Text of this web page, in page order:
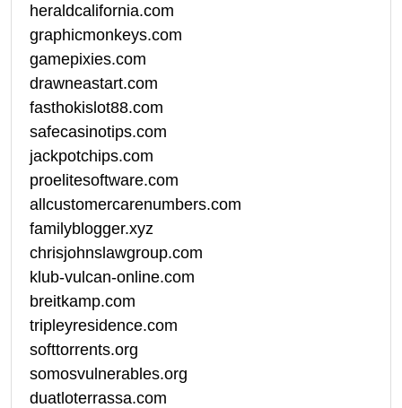
heraldcalifornia.com
graphicmonkeys.com
gamepixies.com
drawneastart.com
fasthokislot88.com
safecasinotips.com
jackpotchips.com
proelitesoftware.com
allcustomercarenumbers.com
familyblogger.xyz
chrisjohnslawgroup.com
klub-vulcan-online.com
breitkamp.com
tripleyresidence.com
softtorrents.org
somosvulnerables.org
duatloterrassa.com